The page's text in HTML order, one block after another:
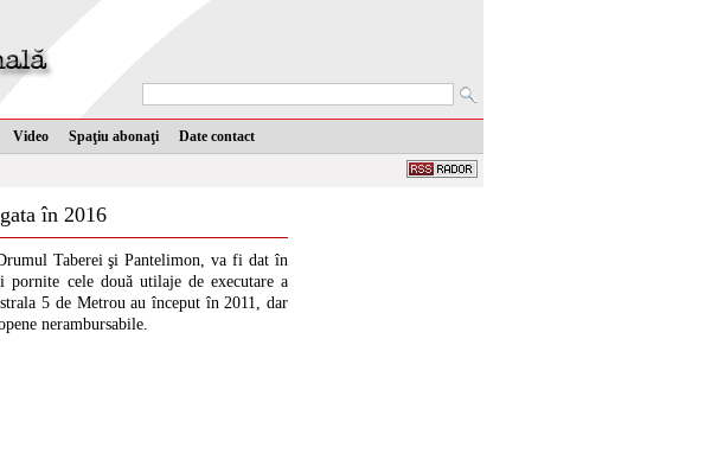
Video Spaţiu abonaţi Date contact
în 2016
Taberei şi Pantelimon, va fi dat în
cele două utilaje de executare a
5 de Metrou au început în 2011, dar
nerambursabile.